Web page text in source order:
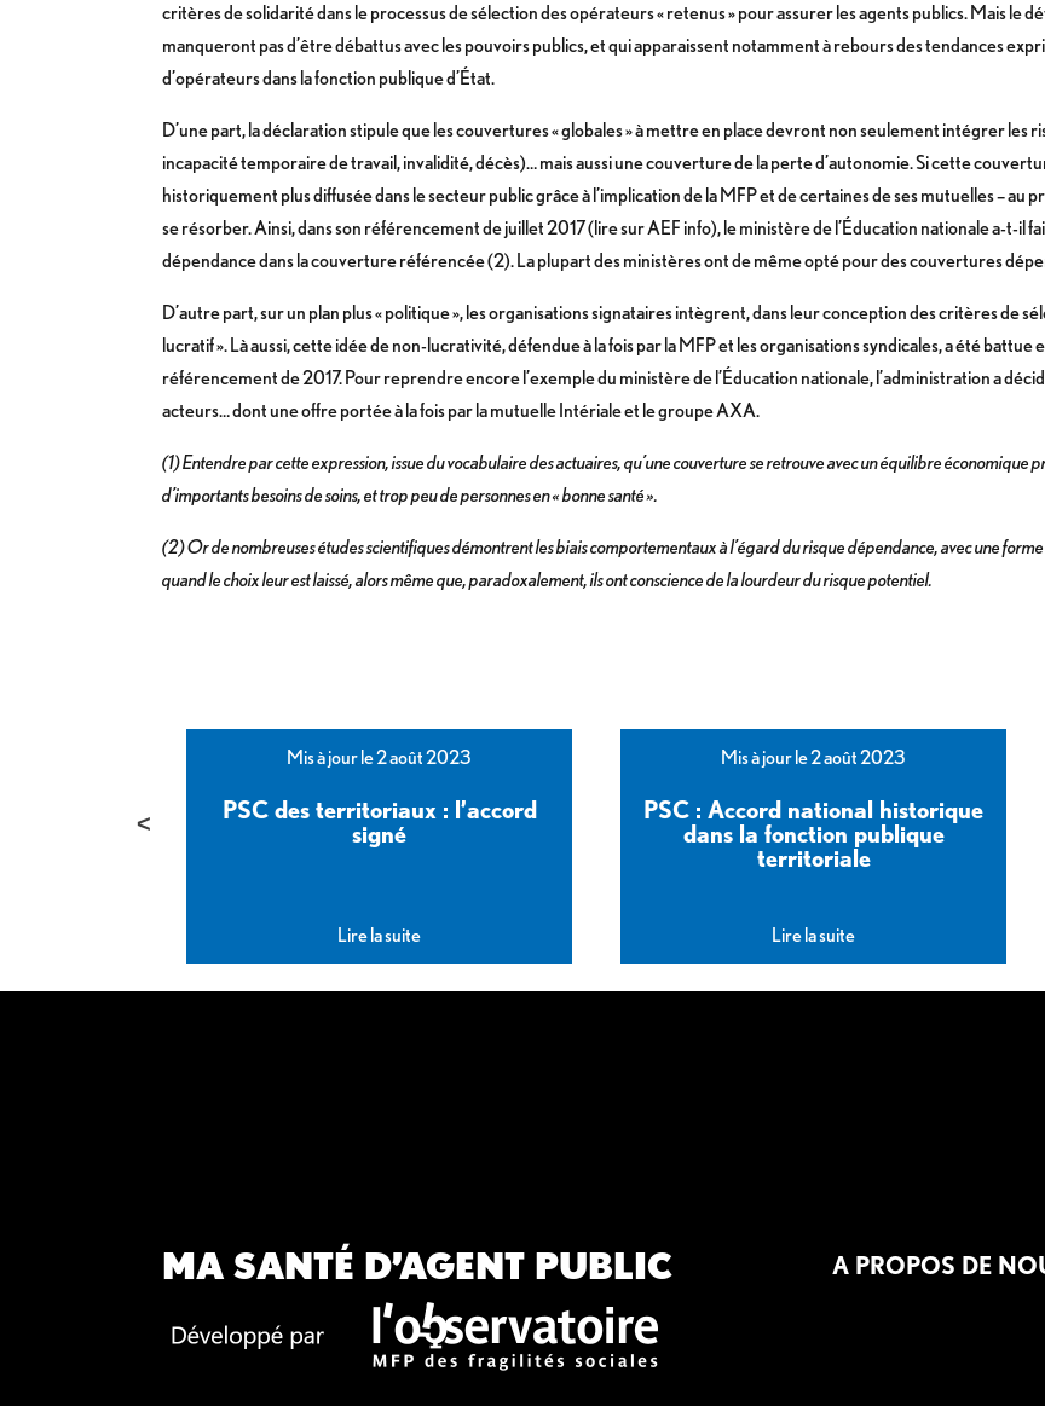
critères de solidarité dans le processus de sélection des opérateurs « retenus » pour assurer les agents publics. Mais le
manqueront pas d’être débattus avec les pouvoirs publics, et qui apparaissent notamment à rebours des tendances
d’opérateurs dans la fonction publique d’État.
D’une part, la déclaration stipule que les couvertures « globales » à mettre en place devront non seulement intégrer les
incapacité temporaire de travail, invalidité, décès)… mais aussi une couverture de la perte d’autonomie. Si cette
historiquement plus diffusée dans le secteur public grâce à l’implication de la MFP et de certaines de ses mutuelles –
se résorber. Ainsi, dans son référencement de juillet 2017 (lire sur AEF info), le ministère de l’Éducation nationale a-t-il
dépendance dans la couverture référencée (2). La plupart des ministères ont de même opté pour des couvertures
D’autre part, sur un plan plus « politique », les organisations signataires intègrent, dans leur conception des critères de
lucratif ». Là aussi, cette idée de non-lucrativité, défendue à la fois par la MFP et les organisations syndicales, a été
référencement de 2017. Pour reprendre encore l’exemple du ministère de l’Éducation nationale, l’administration a
acteurs… dont une offre portée à la fois par la mutuelle Intériale et le groupe AXA.
(1) Entendre par cette expression, issue du vocabulaire des actuaires, qu’une couverture se retrouve avec un équilibre
d’importants besoins de soins, et trop peu de personnes en « bonne santé ».
(2) Or de nombreuses études scientifiques démontrent les biais comportementaux à l’égard du risque dépendance, avec une forme
quand le choix leur est laissé, alors même que, paradoxalement, ils ont conscience de la lourdeur du risque potentiel.
Mis à jour le 2 août 2023
PSC des territoriaux : l’accord
signé
Lire la suite
Mis à jour le 2 août 2023
PSC : Accord national historique
dans la fonction publique
territoriale
Lire la suite
MA SANTÉ D’AGENT PUBLIC A PROPOS DE